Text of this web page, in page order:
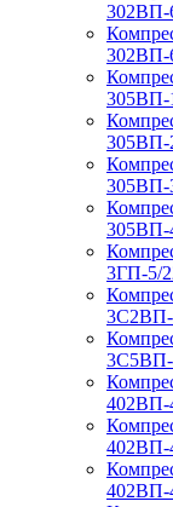
302ВП-
302ВП-
305ВП-
305ВП-
305ВП-
305ВП-
3ГП-5/
3С5ВП-
402ВП-
402ВП-
402ВП-